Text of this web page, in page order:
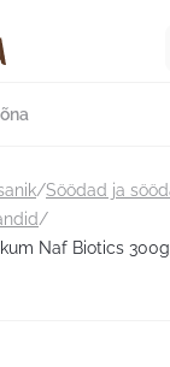
/Söödad ja
/
Naf Biotics 300g